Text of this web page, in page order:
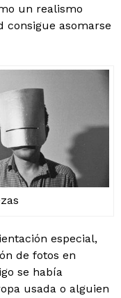
un realismo
consigue asomarse
especial,
de fotos en
se había
usada o alguien